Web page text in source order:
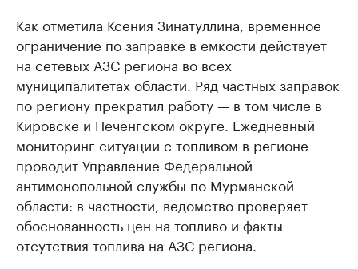
Как отметила Ксения Зинатуллина, временное
ограничение по заправке в емкости действует
на сетевых АЗС региона во всех
муниципалитетах области. Ряд частных заправок
по региону прекратил работу — в том числе в
Кировске и Печенгском округе. Ежедневный
мониторинг ситуации с топливом в регионе
проводит Управление Федеральной
антимонопольной службы по Мурманской
области: в частности, ведомство проверяет
обоснованность цен на топливо и факты
отсутствия топлива на АЗС региона.